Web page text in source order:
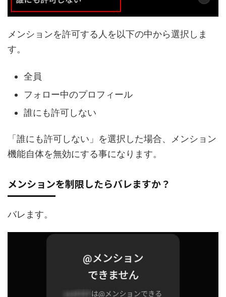
メンションを許可する人を以下の中から選択しま
す。
全員
フォロー中のプロフィール
誰にも許可しない
「誰にも許可しない」を選択した場合、メンション
機能自体を無効にする事になります。
メンションを制限したらバレますか？
バレます。